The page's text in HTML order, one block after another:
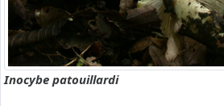
Inocybe patouillardi